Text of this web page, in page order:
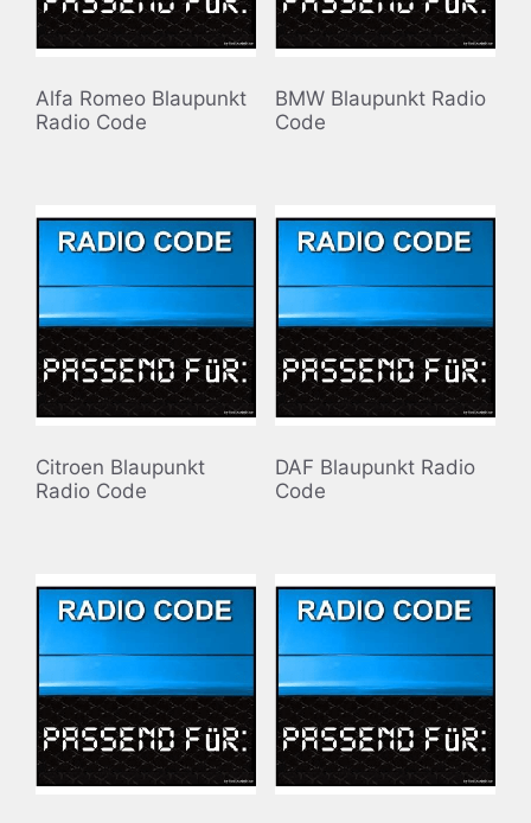
Alfa Romeo Blaupunkt
Radio Code
BMW Blaupunkt Radio
Code
Citroen Blaupunkt
Radio Code
DAF Blaupunkt Radio
Code